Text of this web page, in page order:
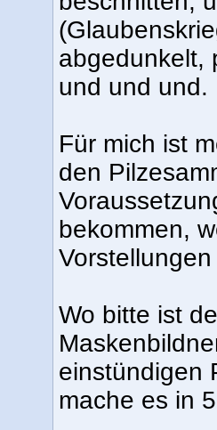
abgedunkelt,
und und und.
Für mich ist
den
bekommen,
Wo bitte ist
einstündigen
mache es in